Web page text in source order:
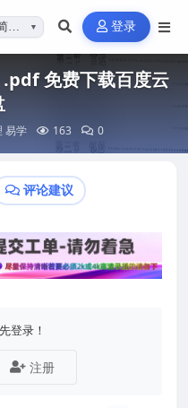
体…▼ 登录
免费下载百度云
易学 163 0
评论建议
登录！
注册